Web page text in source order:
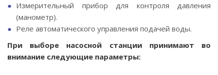
Измерительный прибор для контроля давления
(манометр).
Реле автоматического управления подачей воды.
При выборе насосной станции принимают во
внимание следующие параметры: